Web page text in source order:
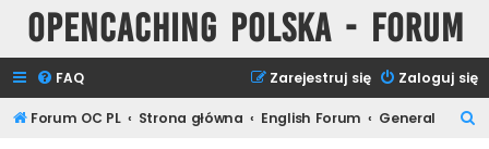
Opencaching Polska - Forum
FAQ Zaloguj się
Zarejestruj się
Forum OC PL Strona główna English Forum General